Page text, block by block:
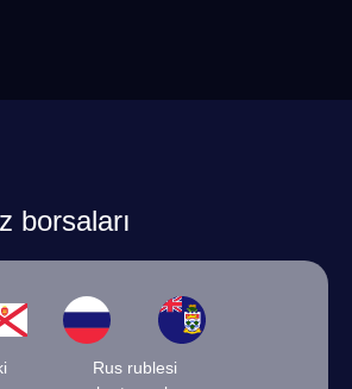
borsaları
Rus rublesi